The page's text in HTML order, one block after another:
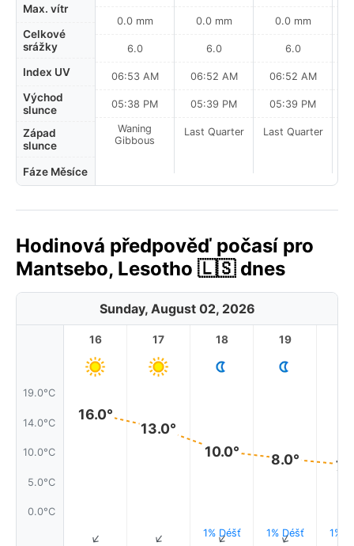
Max. vítr
Celkové
srážky
Index UV
Východ
slunce
Západ
slunce
Fáze Měsíce
0.0 mm
6.0
06:53 AM
05:38 PM
Waning
Gibbous
0.0 mm
6.0
06:52 AM
05:39 PM
Last Quarter
0.0 mm
6.0
06:52 AM
05:39 PM
Last Quarter
Hodinová předpověď počasí pro
Mantsebo, Lesotho 🇱🇸 dnes
Sunday, August 02, 2026
19.0°C
14.0°C
10.0°C
5.0°C
0.0°C
16
16.0°
↑
17
13.0°
↑
18
10.0°
1% Déšť
↑
19
8.0°
1% Déšť
↑ 1%